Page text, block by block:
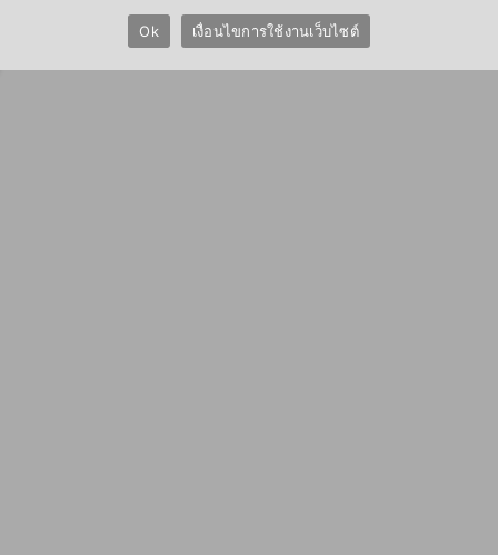
© 2026 Krungthai Computer Services Co., Ltd. (KTCS)
Ok เงื่อนไขการใช้งานเว็บไซต์